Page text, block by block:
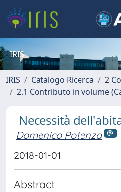
IRIS
IRIS Catalogo Ricerca
2
2.1 Contributo in volume
Necessità
Domenico Potenza
2018-01-01
Abstract